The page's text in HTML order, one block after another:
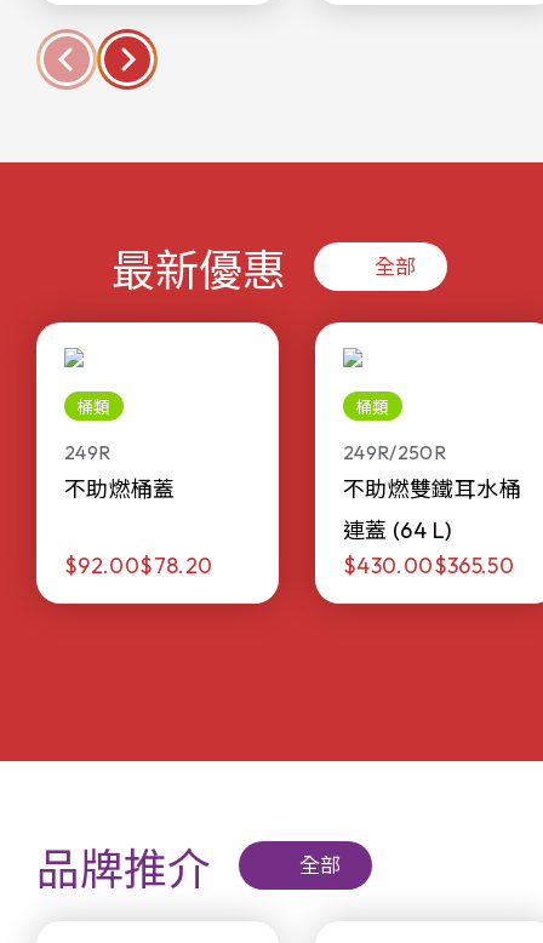
最新優惠 全部
桶類
249R
不助燃桶蓋
$92.00$78.20
桶類
249R/250R
不助燃雙鐵耳水桶
連蓋 (64 L)
$430.00$365.50
品牌推介 全部